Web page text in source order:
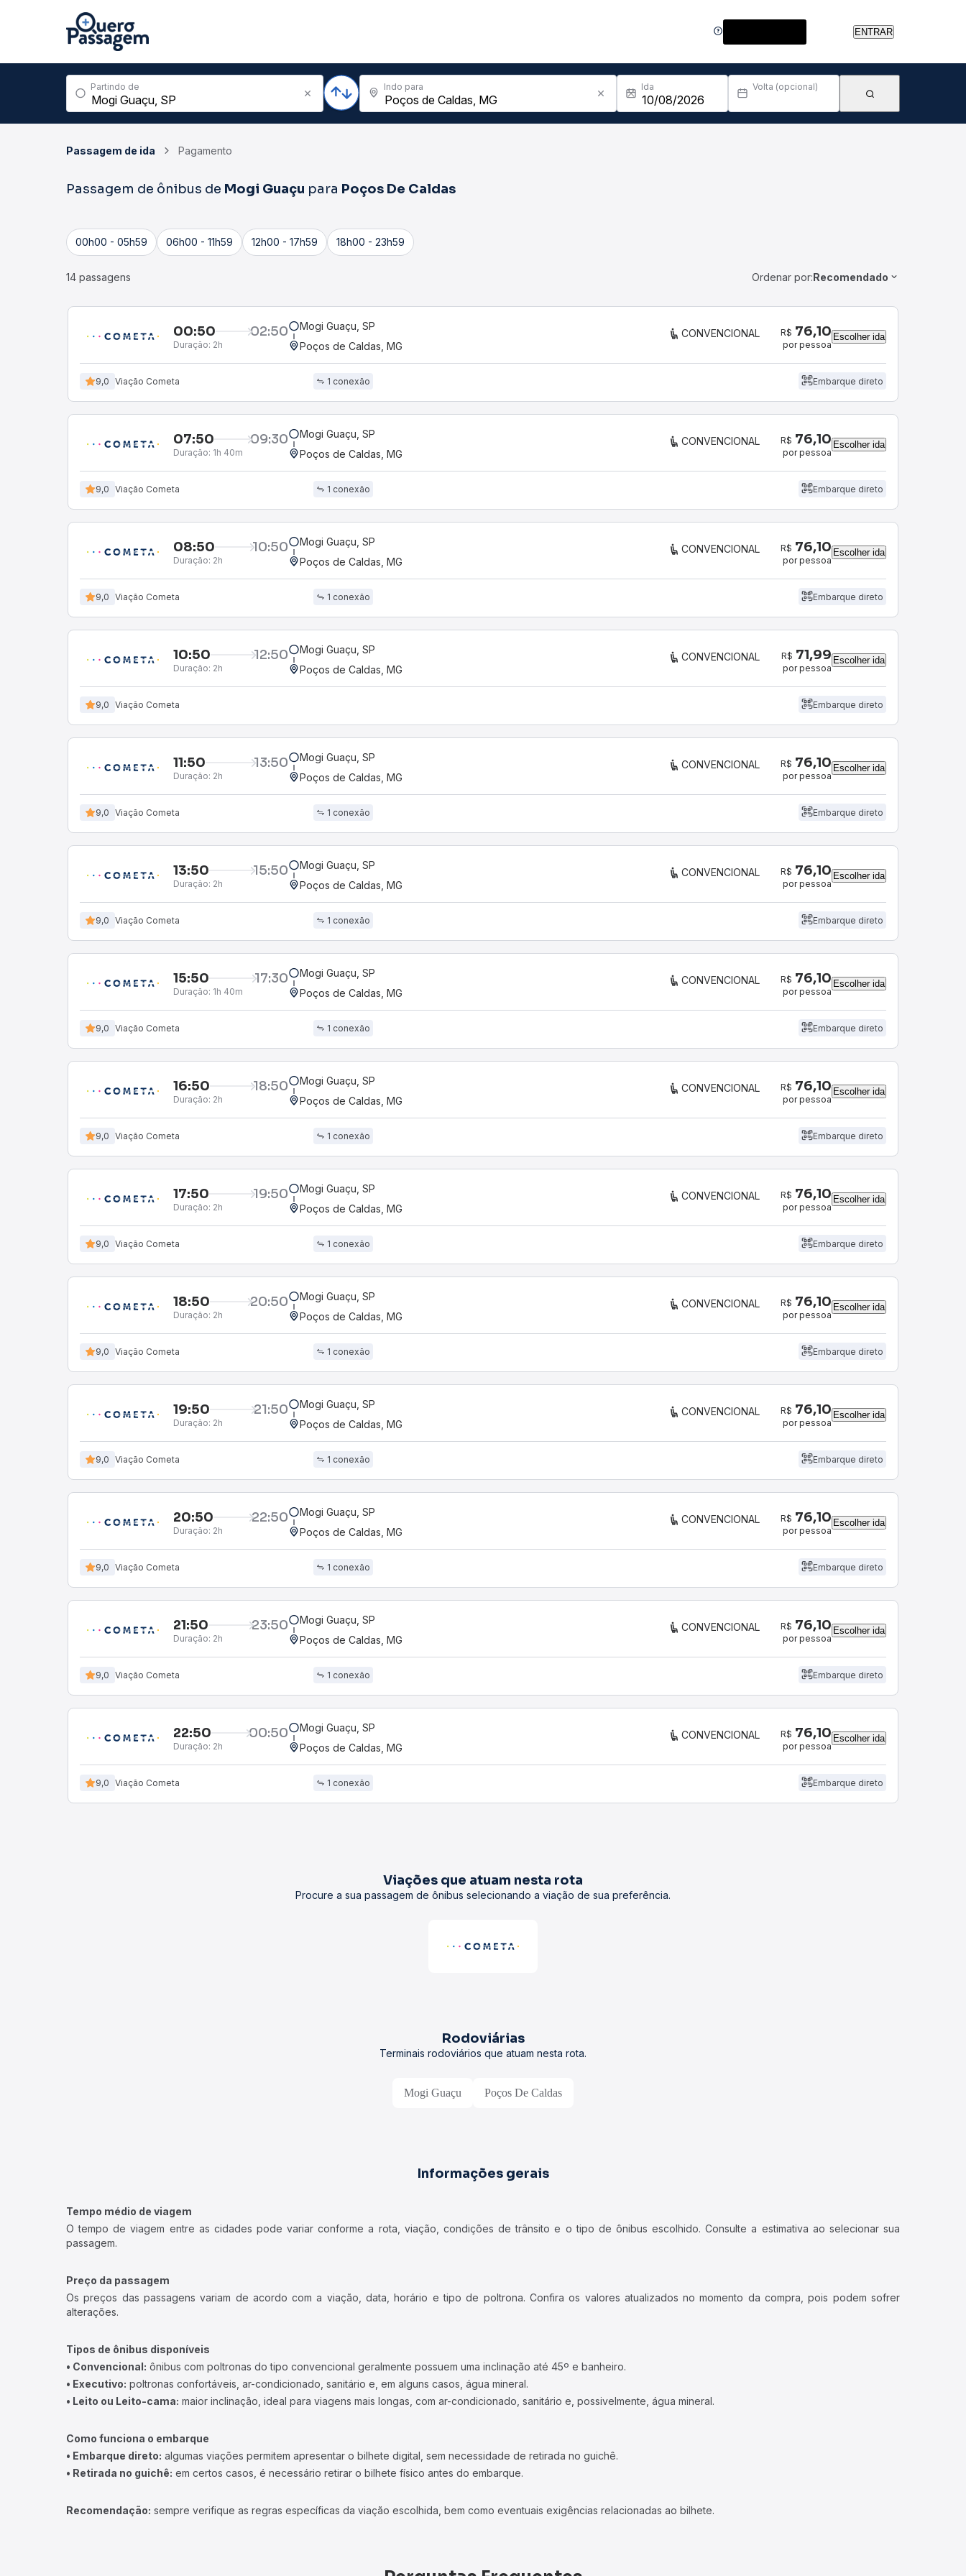
ENTRAR
Partindo de Indo para Ida Volta (opcional)
Passagem de ida Pagamento
Passagem de ônibus de Mogi Guaçu para Poços De Caldas
00h00 - 05h59 06h00 - 11h59 12h00 - 17h59 18h00 - 23h59
14 passagens Ordenar por:Recomendado
00:50 02:50
Duração: 2h
Mogi Guaçu, SP
Poços de Caldas, MG
CONVENCIONAL R$ 76,10
por pessoa
Escolher ida
9,0 Viação Cometa 1 conexão Embarque direto
07:50 09:30
Duração: 1h 40m
Mogi Guaçu, SP
Poços de Caldas, MG
CONVENCIONAL R$ 76,10
por pessoa
Escolher ida
9,0 Viação Cometa 1 conexão Embarque direto
08:50 10:50
Duração: 2h
Mogi Guaçu, SP
Poços de Caldas, MG
CONVENCIONAL R$ 76,10
por pessoa
Escolher ida
9,0 Viação Cometa 1 conexão Embarque direto
10:50 12:50
Duração: 2h
Mogi Guaçu, SP
Poços de Caldas, MG
CONVENCIONAL R$ 71,99
por pessoa
Escolher ida
9,0 Viação Cometa Embarque direto
11:50 13:50
Duração: 2h
Mogi Guaçu, SP
Poços de Caldas, MG
CONVENCIONAL R$ 76,10
por pessoa
Escolher ida
9,0 Viação Cometa 1 conexão Embarque direto
13:50 15:50
Duração: 2h
Mogi Guaçu, SP
Poços de Caldas, MG
CONVENCIONAL R$ 76,10
por pessoa
Escolher ida
9,0 Viação Cometa 1 conexão Embarque direto
15:50 17:30
Duração: 1h 40m
Mogi Guaçu, SP
Poços de Caldas, MG
CONVENCIONAL R$ 76,10
por pessoa
Escolher ida
9,0 Viação Cometa 1 conexão Embarque direto
16:50 18:50
Duração: 2h
Mogi Guaçu, SP
Poços de Caldas, MG
CONVENCIONAL R$ 76,10
por pessoa
Escolher ida
9,0 Viação Cometa 1 conexão Embarque direto
17:50 19:50
Duração: 2h
Mogi Guaçu, SP
Poços de Caldas, MG
CONVENCIONAL R$ 76,10
por pessoa
Escolher ida
9,0 Viação Cometa 1 conexão Embarque direto
18:50 20:50
Duração: 2h
Mogi Guaçu, SP
Poços de Caldas, MG
CONVENCIONAL R$ 76,10
por pessoa
Escolher ida
9,0 Viação Cometa 1 conexão Embarque direto
19:50 21:50
Duração: 2h
Mogi Guaçu, SP
Poços de Caldas, MG
CONVENCIONAL R$ 76,10
por pessoa
Escolher ida
9,0 Viação Cometa 1 conexão Embarque direto
20:50 22:50
Duração: 2h
Mogi Guaçu, SP
Poços de Caldas, MG
CONVENCIONAL R$ 76,10
por pessoa
Escolher ida
9,0 Viação Cometa 1 conexão Embarque direto
21:50 23:50
Duração: 2h
Mogi Guaçu, SP
Poços de Caldas, MG
CONVENCIONAL R$ 76,10
por pessoa
Escolher ida
9,0 Viação Cometa 1 conexão Embarque direto
22:50 00:50
Duração: 2h
Mogi Guaçu, SP
Poços de Caldas, MG
CONVENCIONAL R$ 76,10
por pessoa
Escolher ida
9,0 Viação Cometa 1 conexão Embarque direto
Viações que atuam nesta rota
Procure a sua passagem de ônibus selecionando a viação de sua preferência.
Rodoviárias
Terminais rodoviários que atuam nesta rota.
Mogi Guaçu Poços De Caldas
Informações gerais
Tempo médio de viagem
O tempo de viagem entre as cidades pode variar conforme a rota, viação, condições de trânsito e o tipo de ônibus escolhido. Consulte a estimativa ao selecionar sua
passagem.
Preço da passagem
Os preços das passagens variam de acordo com a viação, data, horário e tipo de poltrona. Confira os valores atualizados no momento da compra, pois podem sofrer
alterações.
Tipos de ônibus disponíveis
• Convencional: ônibus com poltronas do tipo convencional geralmente possuem uma inclinação até 45º e banheiro.
• Executivo: poltronas confortáveis, ar-condicionado, sanitário e, em alguns casos, água mineral.
• Leito ou Leito-cama: maior inclinação, ideal para viagens mais longas, com ar-condicionado, sanitário e, possivelmente, água mineral.
Como funciona o embarque
• Embarque direto: algumas viações permitem apresentar o bilhete digital, sem necessidade de retirada no guichê.
• Retirada no guichê: em certos casos, é necessário retirar o bilhete físico antes do embarque.
Recomendação: sempre verifique as regras específicas da viação escolhida, bem como eventuais exigências relacionadas ao bilhete.